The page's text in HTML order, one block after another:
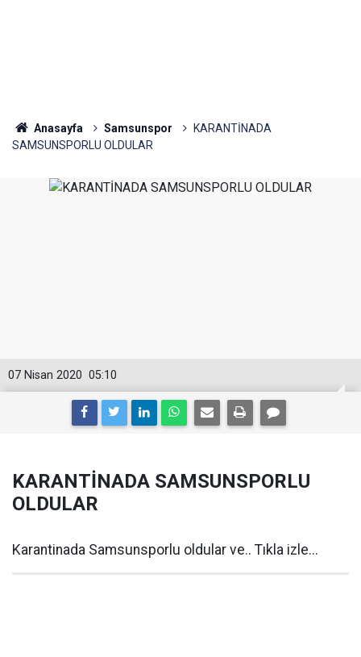
Anasayfa Samsunspor
KARANTİNADA
SAMSUNSPORLU OLDULAR
05:10
07 Nisan 2020
KARANTİNADA SAMSUNSPORLU
OLDULAR
Karantinada Samsunsporlu oldular ve.. Tıkla izle...